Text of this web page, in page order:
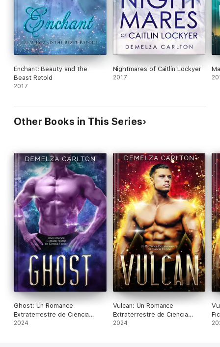
Enchant: Beauty and the
Beast Retold
2017
Nightmares of Caitlin Lockyer
2017
Other Books in This Series
Ghost: Un Romance
Extraterrestre de Ciencia
Ficción
2024
Vulcan: Un Romance
Extraterrestre de Ciencia
Ficción
2024